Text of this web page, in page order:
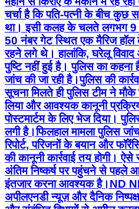
चर्चा है कि पति-पत्नी के बीच कुछ
था। इसी कलह के चलते लगभग 9
50 नंबर गेट स्थित एक मैरिज हॉल
रहने लगे थे। हालांकि, घरेलू विवाद
पुष्टि नहीं हुई है। पुलिस का कहना
जांच की जा रही है। ​पुलिस की
सूचना मिलते ही पुलिस टीम ने
लिया और आवश्यक कानूनी
पोस्टमार्टम के लिए भेज दिया।
लगी है। ​फिलहाल मामला पुलिस
रिपोर्ट, परिजनों के बयान और
की कानूनी कार्रवाई तय होगी।
अंतिम निष्कर्ष पर पहुंचने से पहले
इंतजार करना आवश्यक है। ​ND
अपील ​एनडी न्यूज़ और दैनिक